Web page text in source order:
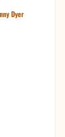
Dyer